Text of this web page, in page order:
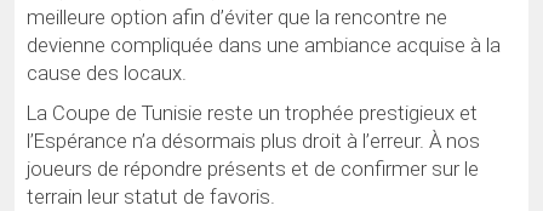
meilleure option afin d’éviter que la rencontre ne
devienne compliquée dans une ambiance acquise à la
cause des locaux.
La Coupe de Tunisie reste un trophée prestigieux et
l’Espérance n’a désormais plus droit à l’erreur. À nos
joueurs de répondre présents et de confirmer sur le
terrain leur statut de favoris.